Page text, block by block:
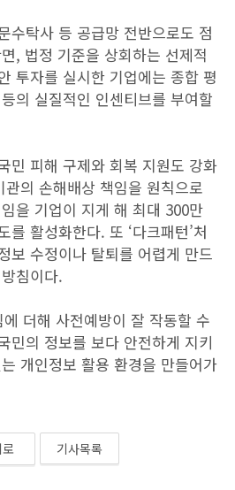
수탁사 등 공급망 전반으로도 점
, 법정 기준을 상회하는 선제적
투자를 실시한 기업에는 종합 평
의 실질적인 인센티브를 부여할
민 피해 구제와 회복 지원도 강화
의 손해배상 책임을 원칙으로
을 기업이 지게 해 최대 300만
를 활성화한다. 또 ‘다크패턴’처
보 수정이나 탈퇴를 어렵게 만드
침이다.
더해 사전예방이 잘 작동할 수
민의 정보를 보다 안전하게 지키
개인정보 활용 환경을 만들어가
기사목록